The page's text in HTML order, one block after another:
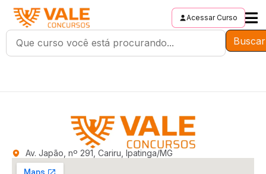
Acessar Curso
Buscar
Av. Japão, nº 291, Cariru, Ipatinga/MG